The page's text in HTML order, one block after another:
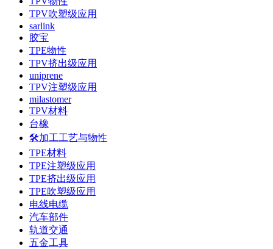
TPV吹塑级应用
sarlink
胶宝
TPE物性
TPV挤出级应用
uniprene
TPV注塑级应用
milastomer
TPV材料
台橡
🛠️加工工艺与物性
TPE材料
TPE注塑级应用
TPE挤出级应用
TPE吹塑级应用
电线电缆
汽车部件
轨道交通
五金工具